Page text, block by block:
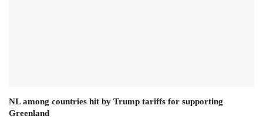
NL among countries hit by Trump tariffs for supporting
Greenland